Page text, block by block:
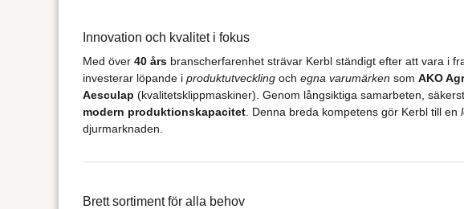
Innovation och kvalitet i fokus
Med över 40 årsbranscherfarenhet strävar Kerbl ständigt efter att vara i
investerar löpande i produktutvecklingoch egna varumärken som AKO
Aesculap (kvalitetsklippmaskiner). Genom långsiktiga samarbeten,
modern produktionskapacitet. Denna breda kompetens gör Kerbl till en
djurmarknaden.
Brett sortiment för alla behov